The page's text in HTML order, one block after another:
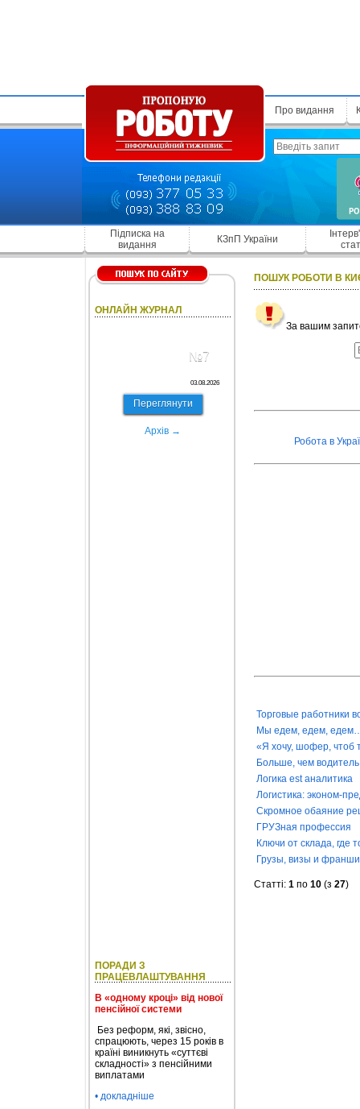
Про видання
Підписка на
видання
КЗпП України
ОНЛАЙН ЖУРНАЛ
№7
03.08.2026
Переглянути
Архів →
ПОРАДИ З
ПРАЦЕВЛАШТУВАННЯ
В «одному кроці» від нової
пенсійної системи
Без реформ, які, звісно,
спрацюють, через 15 років в
країні виникнуть «суттєві
складності» з пенсійними
виплатами
• докладніше
ПОШУК РОБОТИ В
За вашим
Робота в
Торговые работники
Мы едем, едем,
«Я хочу, шофер, чтоб
Больше, чем водитель
Логика est аналитика
Логистика: эконом-
Скромное обаяние
ГРУЗная профессия
Ключи от склада, где
Грузы, визы и
Статті: 1по 10(з 27)